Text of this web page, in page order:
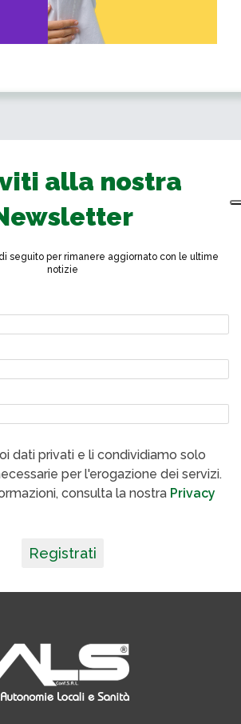
alla nostra
seguito per rimanere aggiornato con le ultime
notizie
dati privati e li condividiamo solo
per l'erogazione dei servizi.
consulta la nostra Privacy
Registrati